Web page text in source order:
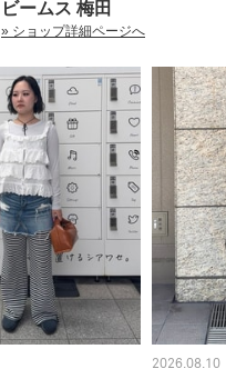
ビームス 梅田
» ショップ詳細ページへ
2026.08.10